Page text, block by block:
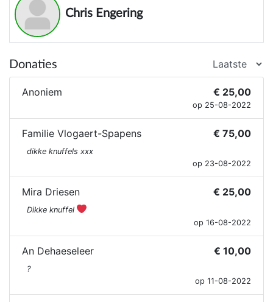
Chris Engering
Donaties
Anoniem € 25,00
op 25-08-2022
Familie Vlogaert-Spapens € 75,00
dikke knuffels xxx
op 23-08-2022
Mira Driesen € 25,00
Dikke knuffel
op 16-08-2022
An Dehaeseleer € 10,00
?
op 11-08-2022